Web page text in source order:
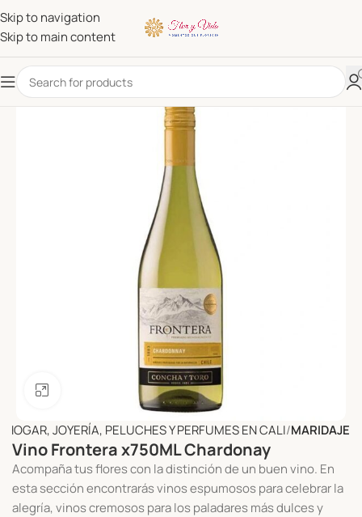
Skip to navigation
Skip to main content
Click to enlarge
JOYERÍA, PELUCHES Y PERFUMES EN CALI MARIDAJE
Vino Frontera x750ML Chardonay
Acompaña tus flores con la distinción de un buen vino. En
esta sección encontrarás vinos espumosos para celebrar la
alegría, vinos cremosos para los paladares más dulces y